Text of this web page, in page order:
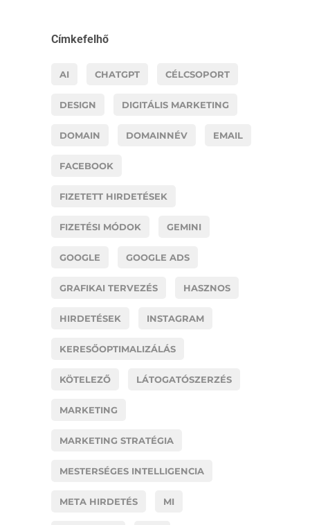
Címkefelhő
AI CHATGPT CÉLCSOPORT
DESIGN DIGITÁLIS MARKETING
DOMAIN DOMAINNÉV EMAIL
FACEBOOK
FIZETETT HIRDETÉSEK
FIZETÉSI MÓDOK GEMINI
GOOGLE GOOGLE ADS
GRAFIKAI TERVEZÉS HASZNOS
HIRDETÉSEK INSTAGRAM
KERESŐOPTIMALIZÁLÁS
KÖTELEZŐ LÁTOGATÓSZERZÉS
MARKETING
MARKETING STRATÉGIA
MESTERSÉGES INTELLIGENCIA
META HIRDETÉS MI